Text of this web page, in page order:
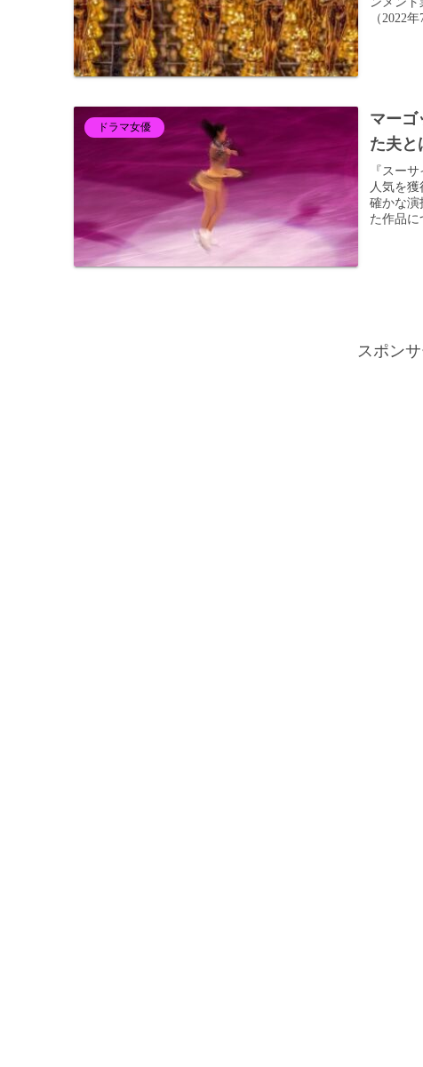
（2022
ドラマ女優
マーゴ
た夫と
『スー
人気を
確かな演
た作品に
スポン